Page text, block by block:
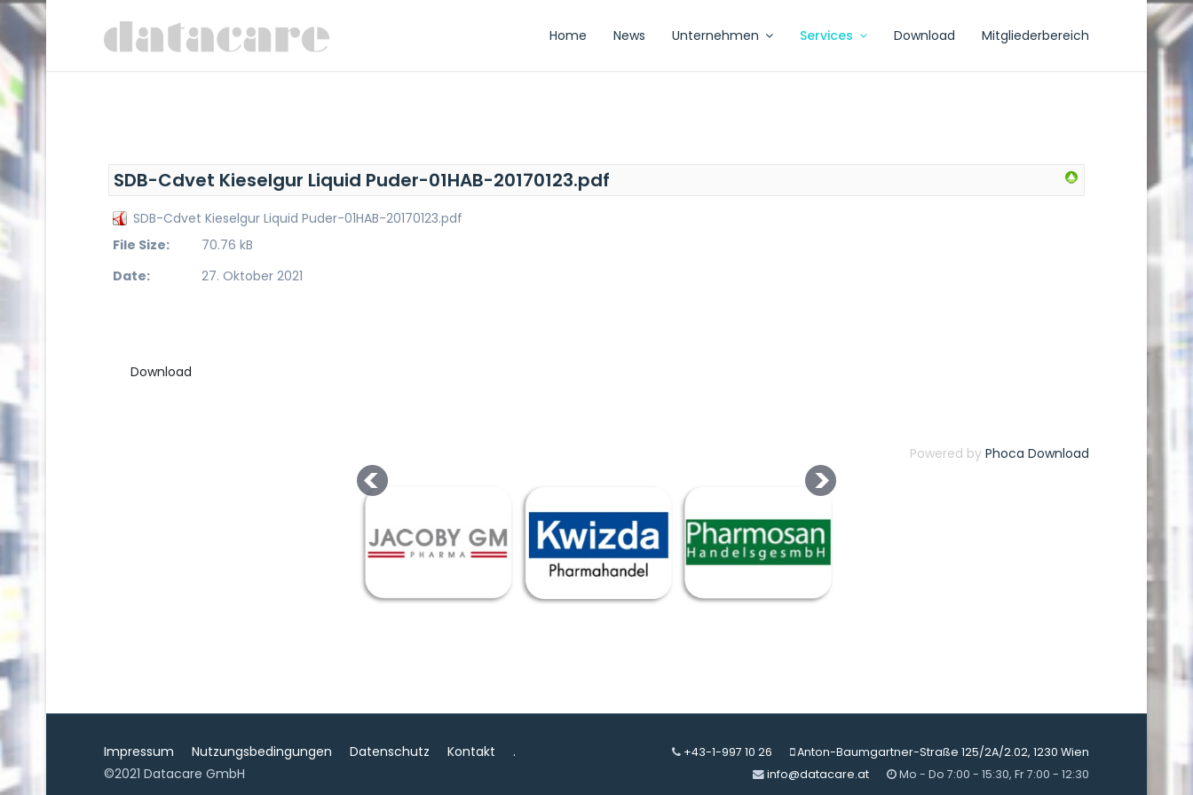
Home News Unternehmen Services Download Mitgliederbereich
SDB-Cdvet Kieselgur Liquid Puder-01HAB-20170123.pdf
SDB-Cdvet Kieselgur Liquid Puder-01HAB-20170123.pdf
File Size:
70.76 kB
Date:
27. Oktober 2021
Powered by Phoca Download
Impressum Nutzungsbedingungen Datenschutz Kontakt
.
©2021 Datacare GmbH
+43-1-997 10 26
Anton-Baumgartner-Straße 125/2A/2.02, 1230 Wien
info@datacare.at
Mo - Do 7:00 - 15:30, Fr 7:00 - 12:30